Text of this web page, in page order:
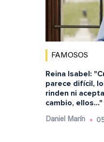
FAMOSOS
Reina Isabel:
parece difícil,
rinden ni
cambio, ellos..."
Daniel Marín